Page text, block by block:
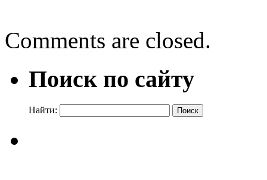
Comments are closed.
Поиск по сайту
Найти: